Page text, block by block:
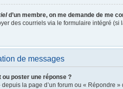
d’un membre, on me demande de me
des courriels via le formulaire intégré
de messages
poster une réponse ?
la page d’un forum ou « Répondre